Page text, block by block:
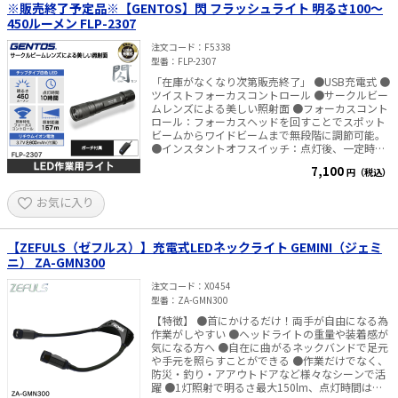
16時間、2灯約8時間 メインライト（中）：1灯約
10時間、2灯約5時間 メインライト（強）：1灯約
灯約4～40時間、2灯約2～20時間 ・2灯照度
（1m） トップライト：100lx メインライト
（中）：135lx メインライト（強）：390lx ・2灯
照射角度 トップライト：135度 メインライト：
150度 ・2灯白熱電球相当 トップライト：20W メ
インライト（中）：30W メインライト（強）：
60W ・本体寸法：縦約320×横約34×厚み約
50mm（折り畳み時：縦約170×横約34×厚み約
47mm） ・本体質量：約260g ・防塵防水性能：
タ形状 ACアダプタ側：USBType-A（オス） ライ
バッテリー容量：2500mAh
※販売終了予定品※【GENTOS】閃 フラッシュライト 明るさ100～
450ルーメン FLP-2307
注文コード
F5338
型番
FLP-2307
「在庫がなくなり次第販売終了」 ●USB充電式 ●
ツイストフォーカスコントロール ●サークルビー
ムレンズによる美しい照射面 ●フォーカスコント
ロール：フォーカスヘッドを回すことでスポット
ビームからワイドビームまで無段階に調節可能。
●インスタントオフスイッチ：点灯後、一定時間
一回の操作で消灯できます。 ●バッテリーインジ
度チップタイプ白色LED×1 ・明るさ（約）：450
ルーメン（Highモード時）／300ルーメン（Midモ
ード時）／100ルーメン（Ecoモード時） ・光度
カンデラ（Midモード時）／1328カンデラ（Eco
モード時） ・使用電池：専用リチウムイオン充電
池 3.7V 2,800mAh ・充電時間（約）：4時間 ・電
池寿命：充放電 約300回 ・点灯時間（約）：10時
間（Highモード）／12時間（Midモード）／40時
間（Ecoモード） ・照射特性：フォーカスコント
ロール ・照射距離（約）：157m（最大時） ・保
護等級：耐塵・耐水仕様（IP64準拠） ・落下耐
久：2m落下耐久 ・本体サイズ（約）：
7,100 円（税込）
お気に入り
【ZEFULS（ゼフルス）】充電式LEDネックライト GEMINI（ジェミ
ニ） ZA-GMN300
注文コード
X0454
型番
ZA-GMN300
【特徴】 ●首にかけるだけ！両手が自由になる為
作業がしやすい ●ヘッドライトの重量や装着感が
気になる方へ ●自在に曲がるネックバンドで足元
や手元を照らすことができる ●作業だけでなく、
防災・釣り・アアウトドアなど様々なシーンで活
躍 ●1灯照射で明るさ最大150lm、点灯時間は約